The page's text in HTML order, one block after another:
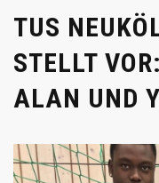
TUS
STELLT
ALAN UND